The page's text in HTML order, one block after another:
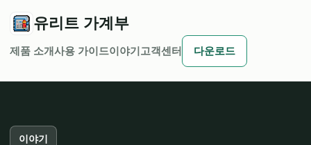
유리트 가계부
제품 소개사용 가이드이야기 고객센터 다운로드
이야기